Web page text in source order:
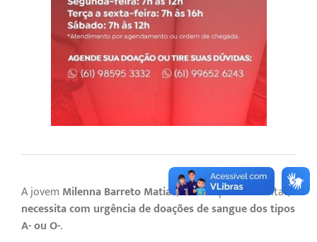
A jovem Milenna Barreto Matias, filha de policial militar,
necessita com urgência de doações de sangue dos tipos
A- ou O-.